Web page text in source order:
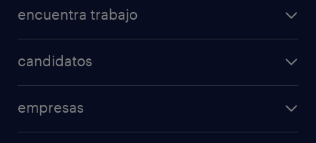
encuentra trabajo
candidatos
empresas